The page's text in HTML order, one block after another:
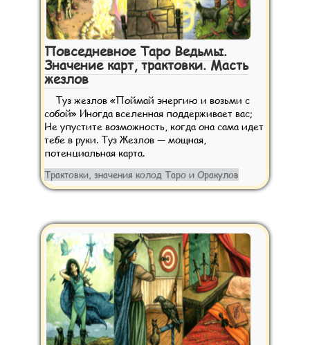
Повседневное Таро Ведьмы.
Значение карт, трактовки. Масть
жезлов
Туз жезлов «Поймай энергию и возьми с
собой» Иногда вселенная поддерживает вас;
Не упустите возможность, когда она сама идет
тебе в руки. Туз Жезлов — мощная,
потенциальная карта.
Трактовки, значения колод Таро и Оракулов